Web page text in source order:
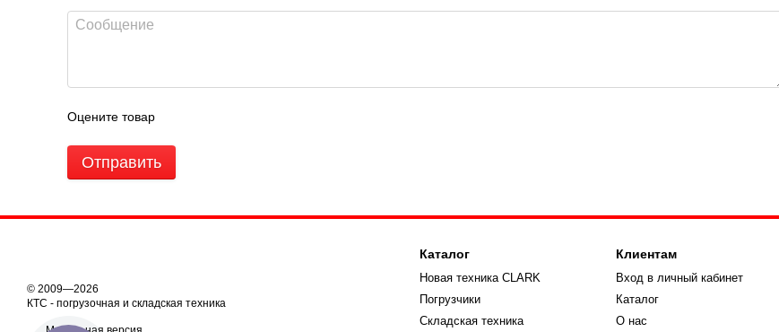
Оцените товар
Отправить
© 2009—2026
КТС - погрузочная и складская техника
Каталог
Новая техника CLARK
Погрузчики
Складская техника
Клиентам
Вход в личный кабинет
Каталог
О нас